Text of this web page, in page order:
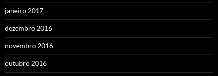
janeiro 2017
dezembro 2016
novembro 2016
outubro 2016